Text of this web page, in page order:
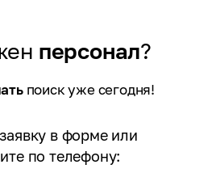
персонал?
в форме или
по телефону:
поиск уже сегодня!